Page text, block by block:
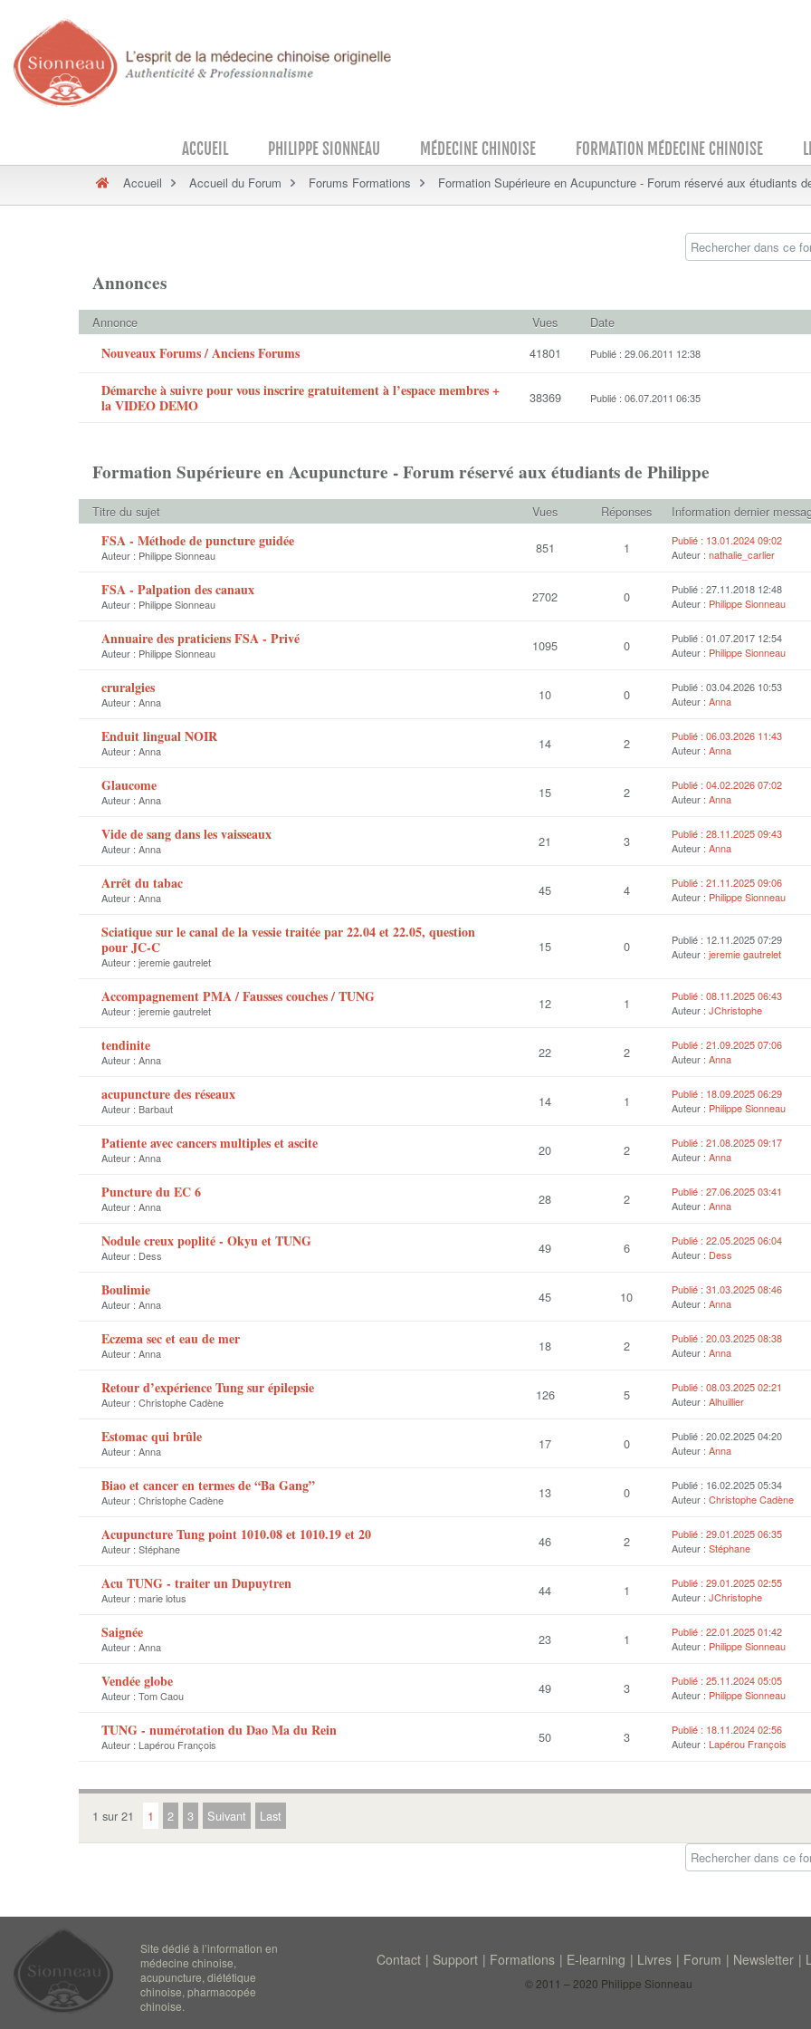
ACCUEIL PHILIPPE SIONNEAU MÉDECINE CHINOISE FORMATION MÉDECINE CHINOISE
Accueil Accueil du Forum Forums Formations Formation Supérieure en Acupuncture - Forum réservé aux étudiants
Annonces
Annonce Vues Date
Nouveaux Forums / Anciens Forums 41801 Publié : 29.06.2011 12:38
Démarche à suivre pour vous inscrire gratuitement à l’espace membres +
la VIDEO DEMO
38369 Publié : 06.07.2011 06:35
Formation Supérieure en Acupuncture - Forum réservé aux étudiants de Philippe
Titre du sujet Vues Réponses Information dernier
FSA - Méthode de puncture guidée
Auteur : Philippe Sionneau 851 1
Publié : 13.01.2024 09:02
Auteur : nathalie_carlier
FSA - Palpation des canaux
Auteur : Philippe Sionneau 2702 0
Publié : 27.11.2018 12:48
Auteur : Philippe Sionneau
Annuaire des praticiens FSA - Privé
Auteur : Philippe Sionneau 1095 0
Publié : 01.07.2017 12:54
Auteur : Philippe Sionneau
cruralgies
Auteur : Anna 10 0
Publié : 03.04.2026 10:53
Auteur : Anna
Enduit lingual NOIR
Auteur : Anna 14 2
Publié : 06.03.2026 11:43
Auteur : Anna
Glaucome
Auteur : Anna 15 2
Publié : 04.02.2026 07:02
Auteur : Anna
Vide de sang dans les vaisseaux
Auteur : Anna 21 3
Publié : 28.11.2025 09:43
Auteur : Anna
Arrêt du tabac
Auteur : Anna 45 4
Publié : 21.11.2025 09:06
Auteur : Philippe Sionneau
Sciatique sur le canal de la vessie traitée par 22.04 et 22.05, question
pour JC-C
Auteur : jeremie gautrelet
15 0
Publié : 12.11.2025 07:29
Auteur : jeremie gautrelet
Accompagnement PMA / Fausses couches / TUNG
Auteur : jeremie gautrelet 12 1
Publié : 08.11.2025 06:43
Auteur : JChristophe
tendinite
Auteur : Anna 22 2
Publié : 21.09.2025 07:06
Auteur : Anna
acupuncture des réseaux
Auteur : Barbaut 14 1
Publié : 18.09.2025 06:29
Auteur : Philippe Sionneau
Patiente avec cancers multiples et ascite
Auteur : Anna 20 2
Publié : 21.08.2025 09:17
Auteur : Anna
Puncture du EC 6
Auteur : Anna 28 2
Publié : 27.06.2025 03:41
Auteur : Anna
Nodule creux poplité - Okyu et TUNG
Auteur : Dess 49 6
Publié : 22.05.2025 06:04
Auteur : Dess
Boulimie
Auteur : Anna 45 10
Publié : 31.03.2025 08:46
Auteur : Anna
Eczema sec et eau de mer
Auteur : Anna 18 2
Publié : 20.03.2025 08:38
Auteur : Anna
Retour d’expérience Tung sur épilepsie
Auteur : Christophe Cadène 126 5
Publié : 08.03.2025 02:21
Auteur : Alhuillier
Estomac qui brûle
Auteur : Anna 17 0
Publié : 20.02.2025 04:20
Auteur : Anna
Biao et cancer en termes de “Ba Gang”
Auteur : Christophe Cadène 13 0
Publié : 16.02.2025 05:34
Auteur : Christophe Cadène
Acupuncture Tung point 1010.08 et 1010.19 et 20
Auteur : Stéphane 46 2
Publié : 29.01.2025 06:35
Auteur : Stéphane
Acu TUNG - traiter un Dupuytren
Auteur : marie lotus 44 1
Publié : 29.01.2025 02:55
Auteur : JChristophe
Saignée
Auteur : Anna 23 1
Publié : 22.01.2025 01:42
Auteur : Philippe Sionneau
Vendée globe
Auteur : Tom Caou 49 3
Publié : 25.11.2024 05:05
Auteur : Philippe Sionneau
TUNG - numérotation du Dao Ma du Rein
Auteur : Lapérou François 50 3
Publié : 18.11.2024 02:56
Auteur : Lapérou François
1 sur 21 1 2 3 Suivant Last
Site dédié à l’information en
médecine chinoise,
acupuncture, diététique
chinoise, pharmacopée
chinoise.
Contact Support Formations E-learning Livres Forum Newsletter
© 2011 – 2020 Philippe Sionneau